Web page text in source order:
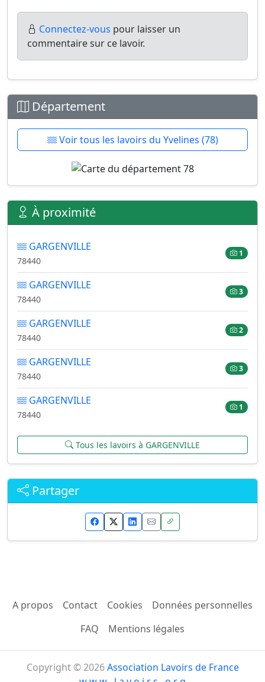
Connectez-vous pour laisser un
commentaire sur ce lavoir.
Département
Voir tous les lavoirs du Yvelines (78)
À proximité
GARGENVILLE
78440
1
GARGENVILLE
78440
3
GARGENVILLE
78440
2
GARGENVILLE
78440
3
GARGENVILLE
78440
1
Tous les lavoirs à GARGENVILLE
Partager
A propos Contact Cookies
Données personnelles
FAQ
Mentions légales
Copyright © 2026Association Lavoirs de France